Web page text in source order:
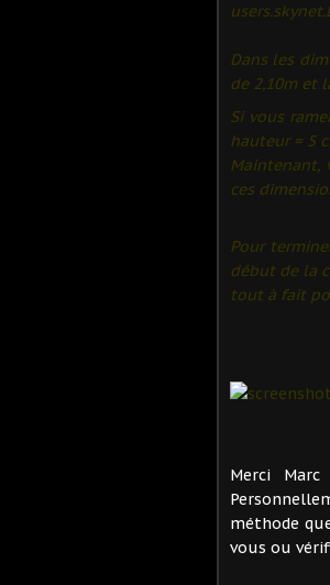
Dans les
de 2,10m et
Si vous
hauteur = 5
Maintenant,
ces
Pour
début de la
tout à fait
Merci
méthode
vous ou